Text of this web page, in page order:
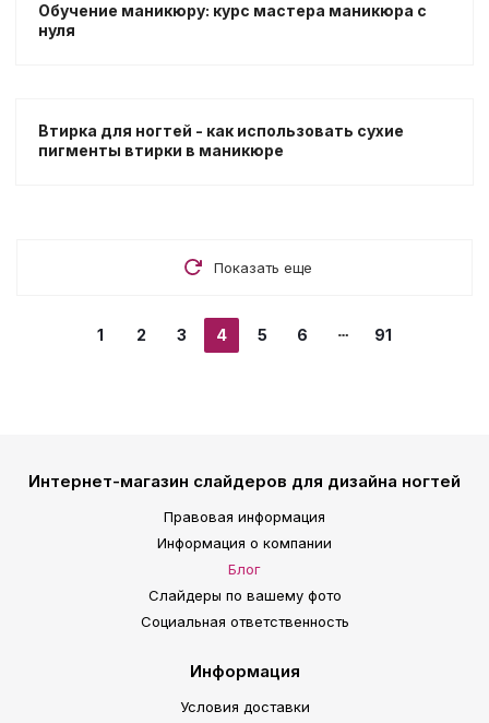
Обучение маникюру: курс мастера маникюра с
нуля
Втирка для ногтей - как использовать сухие
пигменты втирки в маникюре
Показать еще
1 2 3 4 5 6 91
Интернет-магазин слайдеров для дизайна ногтей
Правовая информация
Информация о компании
Блог
Слайдеры по вашему фото
Социальная ответственность
Информация
Условия доставки